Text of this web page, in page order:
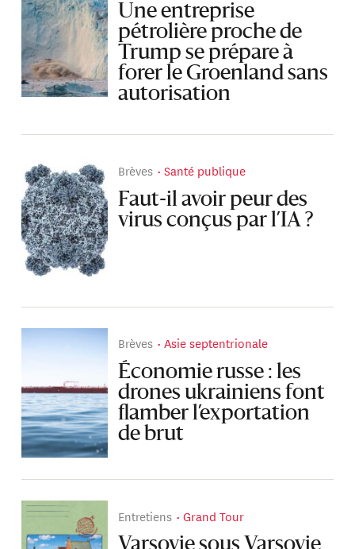
Une entreprise
pétrolière proche de
Trump se prépare à
forer le Groenland sans
autorisation
Brèves Santé publique
Faut-il avoir peur des
virus conçus par l’IA ?
Brèves Asie septentrionale
Économie russe : les
drones ukrainiens font
flamber l’exportation
de brut
Entretiens Grand Tour